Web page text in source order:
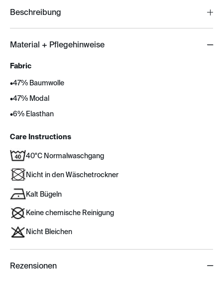
Beschreibung
Material + Pflegehinweise
Fabric
•47% Baumwolle
•47% Modal
•6% Elasthan
Care Instructions
40°C Normalwaschgang
Nicht in den Wäschetrockner
Kalt Bügeln
Keine chemische Reinigung
Nicht Bleichen
Rezensionen